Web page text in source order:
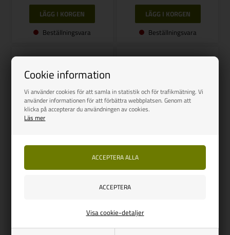
Cookie information
Vi använder cookies för att samla in statistik och för trafikmätning. Vi
använder informationen för att förbättra webbplatsen. Genom att
klicka på accepterar du användningen av cookies.
Läs mer
Visa cookie-detaljer
Beställningsvara Beställningsvara
3.457,00
SEK
passagerarsida, originalstol
Vejl. udsalg
2.367,00